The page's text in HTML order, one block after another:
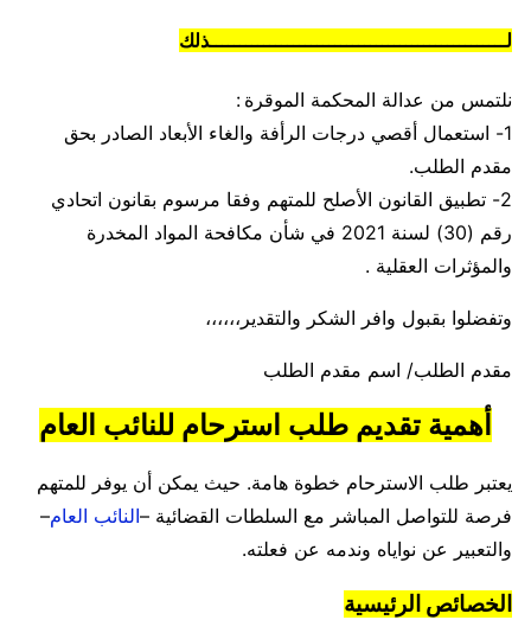
لــــــــــــــــــــــــــــــــــــــــــــــــــذلك
نلتمس من عدالة المحكمة الموقرة :
1- استعمال أقصي درجات الرأفة والغاء الأبعاد الصادر بحق
مقدم الطلب.
2- تطبيق القانون الأصلح للمتهم وفقا مرسوم بقانون اتحادي
رقم (30) لسنة 2021 في شأن مكافحة المواد المخدرة
والمؤثرات العقلية .
وتفضلوا بقبول وافر الشكر والتقدير،،،،،،
مقدم الطلب/ اسم مقدم الطلب
أهمية تقديم طلب استرحام للنائب العام
يعتبر طلب الاسترحام خطوة هامة. حيث يمكن أن يوفر للمتهم
فرصة للتواصل المباشر مع السلطات القضائية –النائب العام–
والتعبير عن نواياه وندمه عن فعلته.
الخصائص الرئيسية